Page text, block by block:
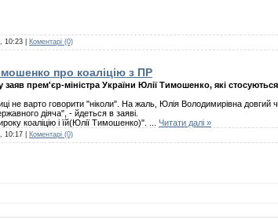
10:23 Коментарі (0)
про коаліцію з ПР
заяв прем'єр-міністра України Юлії Тимошенко, які
не варто говорити "ніколи". На жаль, Юлія Володимирівна
діяча", - йдеться в заяві.
коаліцію і їй(Юлії Тимошенко)".
Читати далі »
10:17 Коментарі (0)